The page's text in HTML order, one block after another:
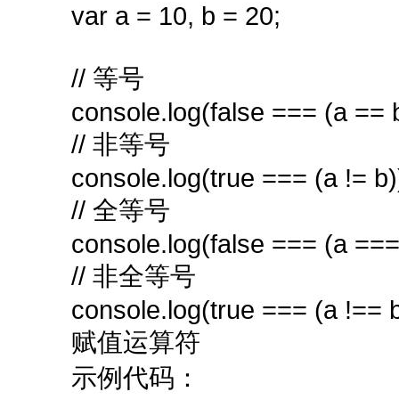
var a = 10, b = 20;
// 等号
console.log(false === (a ==
// 非等号
console.log(true === (a !=
// 全等号
console.log(false === (a
// 非全等号
console.log(true === (a !==
赋值运算符
示例代码：